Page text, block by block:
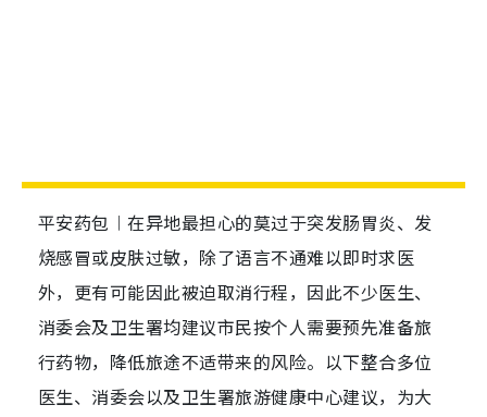
平安药包︱在异地最担心的莫过于突发肠胃炎、发
烧感冒或皮肤过敏，除了语言不通难以即时求医
外，更有可能因此被迫取消行程，因此不少医生、
消委会及卫生署均建议市民按个人需要预先准备旅
行药物，降低旅途不适带来的风险。以下整合多位
医生、消委会以及卫生署旅游健康中心建议，为大